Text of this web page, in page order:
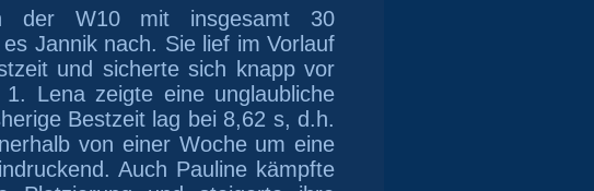
der W10 mit insgesamt 30
Jannik nach. Sie lief im Vorlauf
und sicherte sich knapp vor
Lena zeigte eine unglaubliche
Bestzeit lag bei 8,62 s, d.h.
von einer Woche um eine
Auch Pauline kämpfte